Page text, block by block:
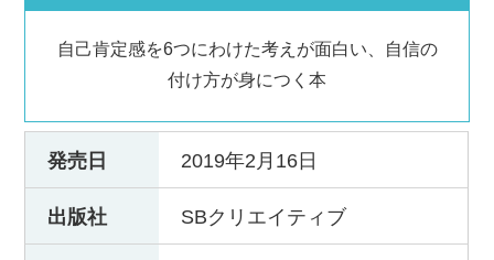
自己肯定感を6つにわけた考えが面白い、自信の
付け方が身につく本
発売日 2019年2月16日
出版社 SBクリエイティブ